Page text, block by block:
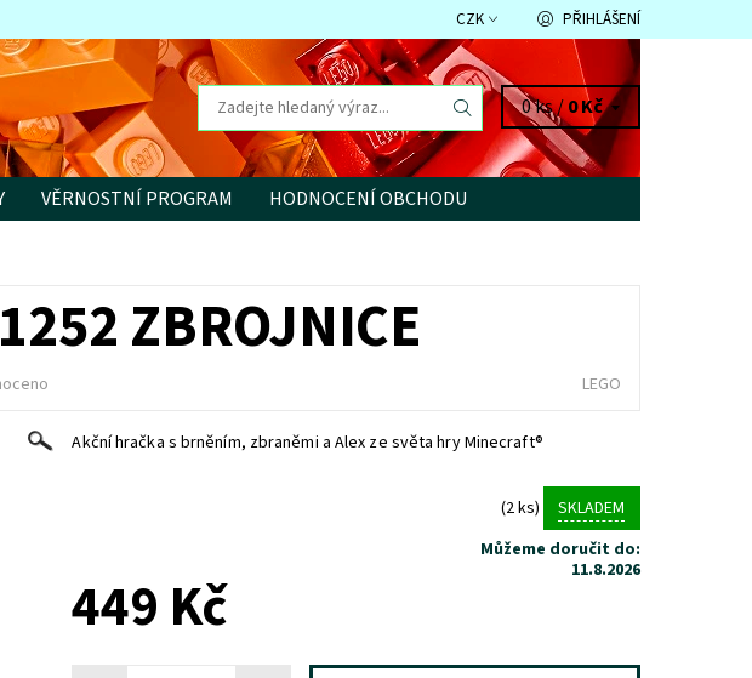
CZK PŘIHLÁŠENÍ
0 ks /0 Kč
VĚRNOSTNÍ PROGRAM
HODNOCENÍ OBCHODU
ZBROJNICE
LEGO
Akční hračka s brněním, zbraněmi a Alex ze světa hry Minecraft®
(2 ks)
SKLADEM
Můžeme doručit do:
11.8.2026
449 Kč